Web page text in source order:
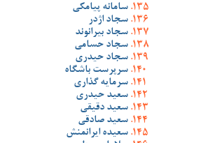
سامانه پیامکی
سجاد اژدر
سجاد بیرانوند
سجاد حسامی
سجاد حیدری
سرپرست باشگاه
سرمایه گذاری
سعید حیدری
سعید دقیقی
سعید صادقی
سعیده ایرانمنش